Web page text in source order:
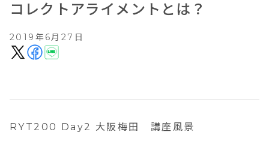
コレクトアライメントとは？
2019年6月27日
RYT200 Day2 大阪梅田 講座風景